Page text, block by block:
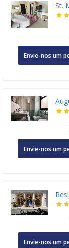
St.
Envie-nos um
Envie-nos um
Envie-nos um